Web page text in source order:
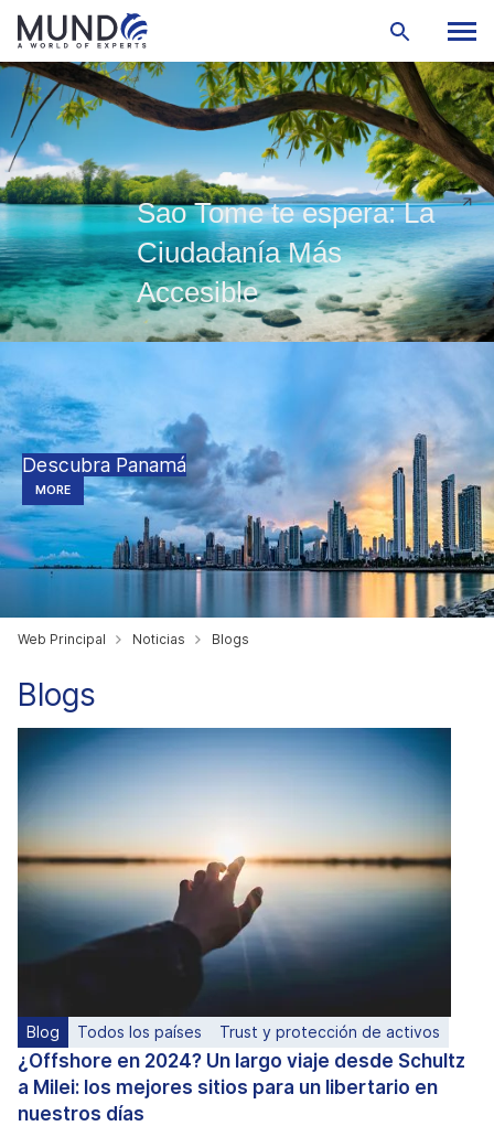
Sao Tome te espera: La
Ciudadanía Más
Accesible
Descubra Panamá
MORE
Web Principal Noticias Blogs
Blogs
Blog Todos los países Trust y protección de activos
¿Offshore en 2024? Un largo viaje desde Schultz
a Milei: los mejores sitios para un libertario en
nuestros días